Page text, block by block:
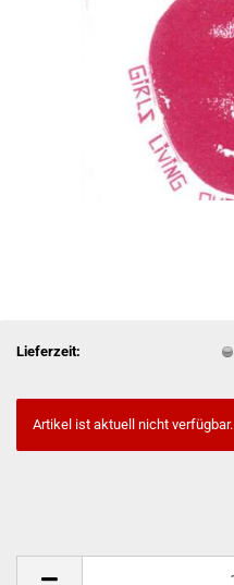
Lieferzeit:
Artikel ist aktuell nicht verfügbar.